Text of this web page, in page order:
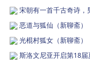
宋朝有一首千古奇诗
恶道与狐仙（新聊斋）
光棍村狐女（新聊斋）
斯洛文尼亚开启第18